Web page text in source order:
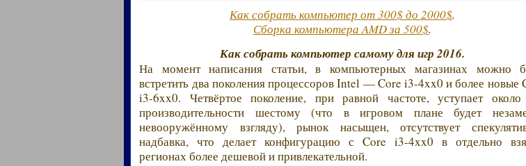
Как собрать компьютер от 300$ до 2000$.
Сборка компьютера AMD за 500$.
Как собрать компьютер самому для игр 2016.
На момент написания статьи, в компьютерных магазинах можно
встретить два поколения процессоров Intel — Core i3-4xx0 и более новые
i3-6xx0. Четвёртое поколение, при равной частоте, уступает
производительности шестому (что в игровом плане будет
невооружённому взгляду), рынок насыщен, отсутствует
надбавка, что делает конфигурацию с Core i3-4xx0 в отдельно
регионах более дешевой и привлекательной.